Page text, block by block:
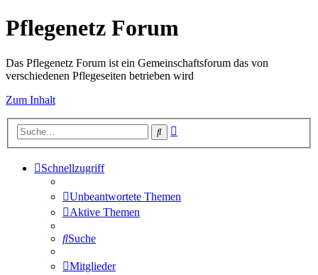
Pflegenetz Forum
Das Pflegenetz Forum ist ein Gemeinschaftsforum das von
verschiedenen Pflegeseiten betrieben wird
Zum Inhalt
Suche
Schnellzugriff
Unbeantwortete Themen
Aktive Themen
Suche
Mitglieder